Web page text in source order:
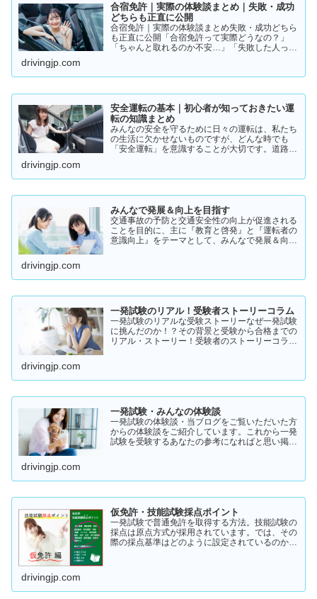
合宿免許｜実際の体験談まとめ｜失敗・成功
どちらも正直に公開
合宿免許｜実際の体験談まとめ失敗・成功どちら
も正直に公開「合宿免許って実際どうなの？」
「ちゃんと取れるのか不安…」「失敗した人って
た。結論から言うと👇👉 …
drivingjp.com
安全運転の基本｜初心者が知っておきたい運
転の知識まとめ
みんなの安全を守るために日々の運転は、私たち
の生活に欠かせないものですが、どんな時でも
「安全運転」を意識することが大切です。道路状
過ぎや注意力の低下、小…
drivingjp.com
みんなで発展＆向上を目指す
交通事故の予防と交通安全性の向上が促進される
ことを目的に、主に『教育と啓発』と『運転者の
意識向上』をテーマとして、みんなで発展＆向上
drivingjp.com
一発試験のリアル！受験者ストーリーコラム
一発試験のリアルな受験ストーリーなぜ一発試験
に挑んだのか！？その背景と受験から合格までの
リアル・ストーリー！受験者のストーリーコラム
drivingjp.com
一発試験・みんなの体験談
一発試験の体験談・当ブログをご覧いただいた方
からの体験談をご紹介しています。これから一発
試験を受験するあなたの参考になればと思い掲載
drivingjp.com
仮免許・技能試験採点ポイント
一発試験で普通免許を取得する方法。技能試験の
採点は原点方式が採用されています。では、その
際の採点基準はどのように設定されているのかご
drivingjp.com